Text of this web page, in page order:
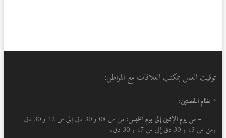
توقيت العمل بمكتب العلاقات مع المواطن:
* نظام الحصتين:
– من يوم الإثنين إلى يوم الخميس:
من س 08 و 30 دق إلى س 12 و 30 دق
ومن س 13 و 30 دق إلى س 17 و 30 دق،